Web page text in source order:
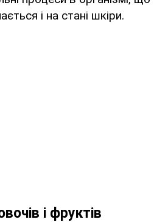
і на стані шкіри.
і фруктів